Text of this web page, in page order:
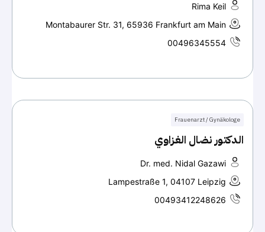
Rima Keil
Montabaurer Str. 31, 65936 Frankfurt am Main
00496345554
Frauenarzt / Gynäkologe
الدكتور نضال الغزاوي
Dr. med. Nidal Gazawi
Lampestraße 1, 04107 Leipzig
00493412248626